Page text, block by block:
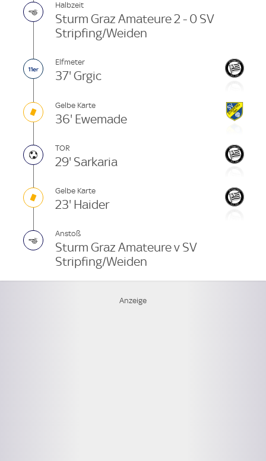
Halbzeit
Sturm Graz Amateure 2 - 0 SV
Stripfing/Weiden
Elfmeter
37' Grgic
Gelbe Karte
36' Ewemade
TOR
29' Sarkaria
Gelbe Karte
23' Haider
Anstoß
Sturm Graz Amateure v SV
Stripfing/Weiden